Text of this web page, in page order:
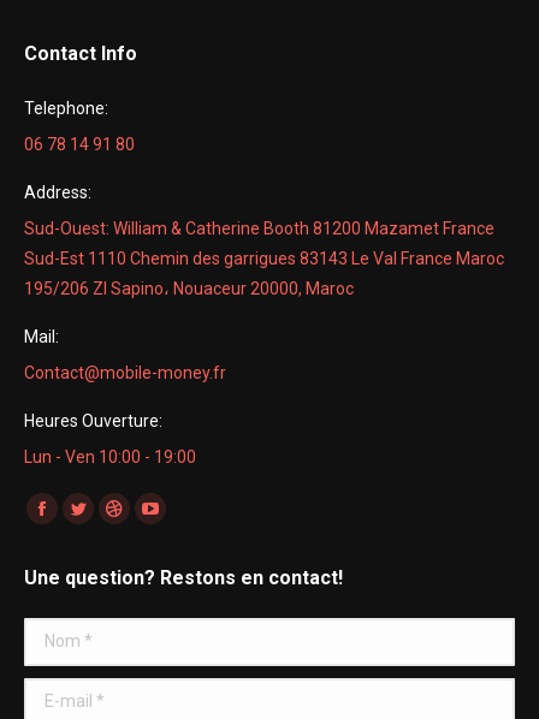
Contact Info
Telephone:
06 78 14 91 80
Address:
Sud-Ouest: William & Catherine Booth 81200 Mazamet France
Sud-Est 1110 Chemin des garrigues 83143 Le Val France Maroc
195/206 ZI Sapino، Nouaceur 20000, Maroc
Mail:
Contact@mobile-money.fr
Heures Ouverture:
Lun - Ven 10:00 - 19:00
Trouvez nous sur :
La
Facebook
s'ouvre
dans
une
nouvelle
La
Twitter
s'ouvre
dans
une
nouvelle
La
Dribble
s'ouvre
une
La
YouTube
s'ouvre
une
Une question? Restons en contact!
Nom *
E-mail *